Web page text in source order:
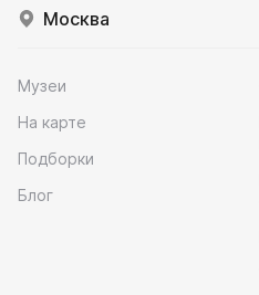
Москва
Музеи
На карте
Подборки
Блог